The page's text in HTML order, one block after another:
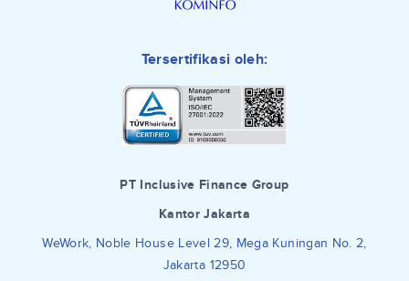
Tersertifikasi oleh:
PT Inclusive Finance Group
Kantor Jakarta
WeWork, Noble House Level 29, Mega Kuningan No. 2,
Jakarta 12950